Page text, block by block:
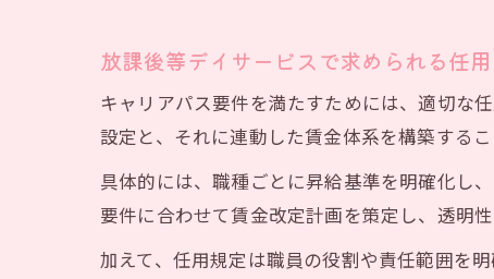
加算
放課後等デイサービスで求められる任
キャリアパス要件を満たすためには、適切な
設定と、それに連動した賃金体系を構築するこ
具体的には、職種ごとに昇給基準を明確化し
要件に合わせて賃金改定計画を策定し、透明
加えて、任用規定は職員の役割や責任範囲を